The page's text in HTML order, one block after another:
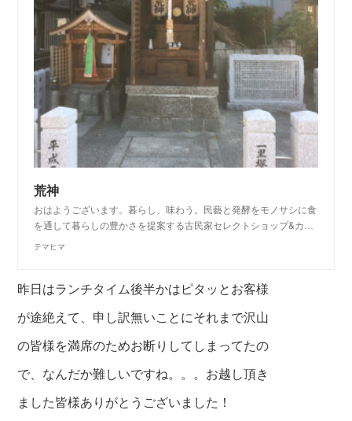
荒神
おはようございます。暮らし、味わう。民藝と発酵をモノサシに食
を通して暮らしの豊かさを提案する古民家セレクトショップ&カ…
テマヒマ
昨日はランチタイム後半かはピタッとお客様
が途絶えて、申し訳無いことにそれまで沢山
の皆様を満席のためお断りしてしまってたの
で、なんだか難しいですね。。。お越し頂き
ました皆様ありがとうございました！